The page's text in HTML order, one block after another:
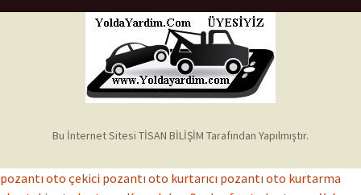
Bu İnternet Sitesi TİSAN BİLİŞİM Tarafından Yapılmıştır.
pozantı oto çekici pozantı oto kurtarıcı pozantı oto kurtarma